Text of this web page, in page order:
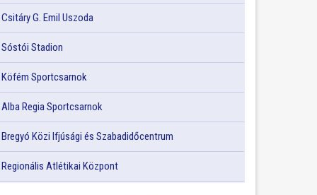
Csitáry G. Emil Uszoda
Sóstói Stadion
Köfém Sportcsarnok
Alba Regia Sportcsarnok
Bregyó Közi Ifjúsági és Szabadidőcentrum
Regionális Atlétikai Központ